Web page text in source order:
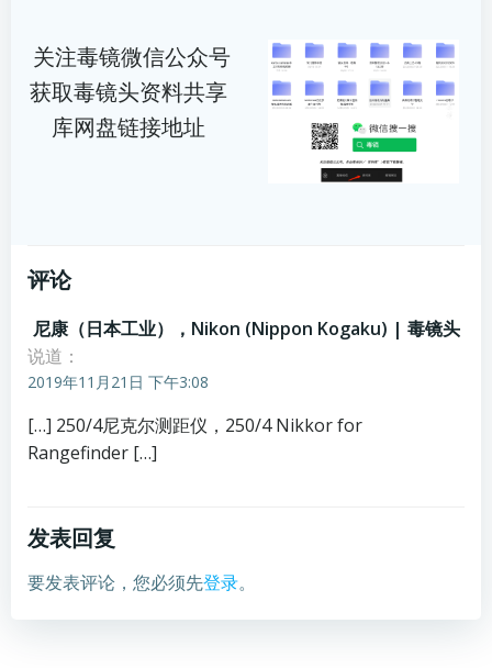
关注毒镜微信公众号
获取毒镜头资料共享
库网盘链接地址
评论
尼康（日本工业），Nikon (Nippon Kogaku) | 毒镜头
说道：
2019年11月21日 下午3:08
[…] 250/4尼克尔测距仪，250/4 Nikkor for
Rangefinder […]
发表回复
要发表评论，您必须先登录。